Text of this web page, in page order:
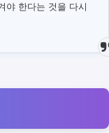
야 한다는 것을 다시